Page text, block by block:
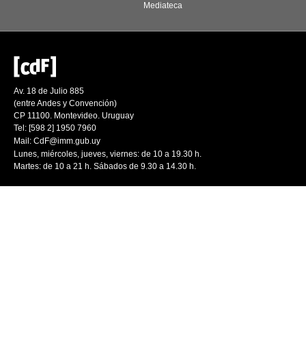
Mediateca
Av. 18 de Julio 885
(entre Andes y Convención)
CP 11100. Montevideo. Uruguay
Tel: [598 2] 1950 7960
Mail: CdF@imm.gub.uy
Lunes, miércoles, jueves, viernes: de 10 a 19.30 h.
Martes: de 10 a 21 h. Sábados de 9.30 a 14.30 h.